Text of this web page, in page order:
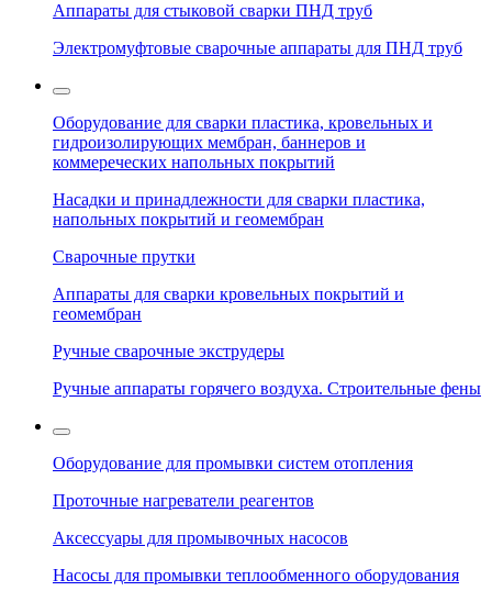
Аппараты для стыковой сварки ПНД труб
Электромуфтовые сварочные аппараты для ПНД труб
Оборудование для сварки пластика, кровельных и
гидроизолирующих мембран, баннеров и
коммереческих напольных покрытий
Насадки и принадлежности для сварки пластика,
напольных покрытий и геомембран
Сварочные прутки
Аппараты для сварки кровельных покрытий и
геомембран
Ручные сварочные экструдеры
Ручные аппараты горячего воздуха. Строительные фены
Оборудование для промывки систем отопления
Проточные нагреватели реагентов
Аксессуары для промывочных насосов
Насосы для промывки теплообменного оборудования